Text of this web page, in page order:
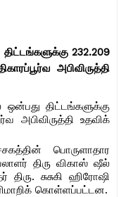
232.209
அபிவிருத்தி
திட்டங்களுக்கு
அபிவிருத்தி உதவிக்
பொருளாதார
திரு விகாஸ் ஷீல்
சுசுகி ஹிரோஷி
கொள்ளப்பட்டன.